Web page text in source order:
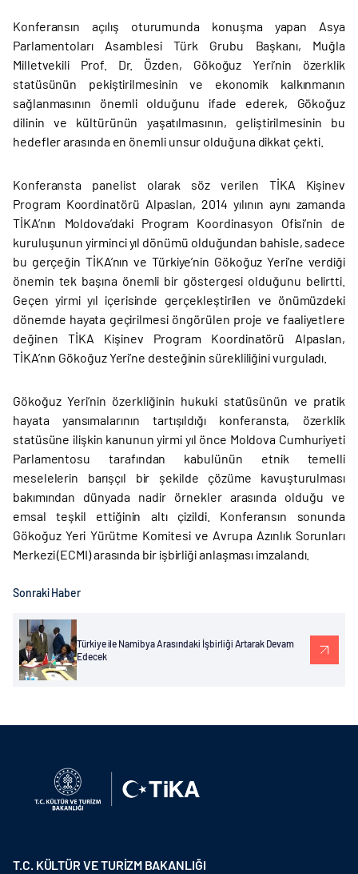
Konferansın açılış oturumunda konuşma yapan Asya
Parlamentoları Asamblesi Türk Grubu Başkanı, Muğla
Milletvekili Prof. Dr. Özden, Gökoğuz Yeri’nin özerklik
statüsünün pekiştirilmesinin ve ekonomik kalkınmanın
sağlanmasının önemli olduğunu ifade ederek, Gökoğuz
dilinin ve kültürünün yaşatılmasının, geliştirilmesinin bu
hedefler arasında en önemli unsur olduğuna dikkat çekti.
Konferansta panelist olarak söz verilen TİKA Kişinev
Program Koordinatörü Alpaslan, 2014 yılının aynı zamanda
TİKA’nın Moldova’daki Program Koordinasyon Ofisi’nin de
kuruluşunun yirminci yıl dönümü olduğundan bahisle, sadece
bu gerçeğin TİKA’nın ve Türkiye’nin Gökoğuz Yeri’ne verdiği
önemin tek başına önemli bir göstergesi olduğunu belirtti.
Geçen yirmi yıl içerisinde gerçekleştirilen ve önümüzdeki
dönemde hayata geçirilmesi öngörülen proje ve faaliyetlere
değinen TİKA Kişinev Program Koordinatörü Alpaslan,
TİKA’nın Gökoğuz Yeri’ne desteğinin sürekliliğini vurguladı.
Gökoğuz Yeri’nin özerkliğinin hukuki statüsünün ve pratik
hayata yansımalarının tartışıldığı konferansta, özerklik
statüsüne ilişkin kanunun yirmi yıl önce Moldova Cumhuriyeti
Parlamentosu tarafından kabulünün etnik temelli
meselelerin barışçıl bir şekilde çözüme kavuşturulması
bakımından dünyada nadir örnekler arasında olduğu ve
emsal teşkil ettiğinin altı çizildi. Konferansın sonunda
Gökoğuz Yeri Yürütme Komitesi ve Avrupa Azınlık Sorunları
Merkezi (ECMI) arasında bir işbirliği anlaşması imzalandı.
Sonraki Haber
Türkiye ile Namibya Arasındaki İşbirliği Artarak Devam
Edecek
T.C. KÜLTÜR VE TURİZM BAKANLIĞI